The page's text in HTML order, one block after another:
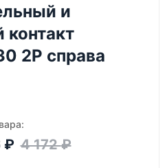
и
контакт
2P справа
₽ 4 172₽